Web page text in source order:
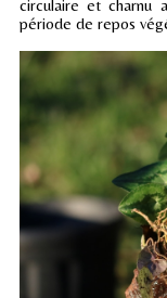
circulaire et charnu
période de repos